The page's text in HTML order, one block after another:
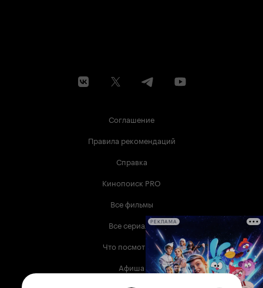
Соглашение
Правила рекомендаций
Справка
Кинопоиск PRO
Все фильмы
Все сериалы
Что посмотреть
Афиша
РЕКЛАМА